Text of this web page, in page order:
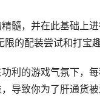
髓，并在此基础上进
的配装尝试和打宝趣
利的游戏气氛下，
导致你为了肝通货被